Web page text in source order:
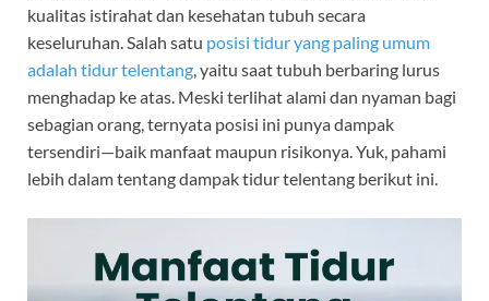
kualitas istirahat dan kesehatan tubuh secara
keseluruhan. Salah satu posisi tidur yang paling umum
adalah tidur telentang, yaitu saat tubuh berbaring lurus
menghadap ke atas. Meski terlihat alami dan nyaman bagi
sebagian orang, ternyata posisi ini punya dampak
tersendiri—baik manfaat maupun risikonya. Yuk, pahami
lebih dalam tentang dampak tidur telentang berikut ini.